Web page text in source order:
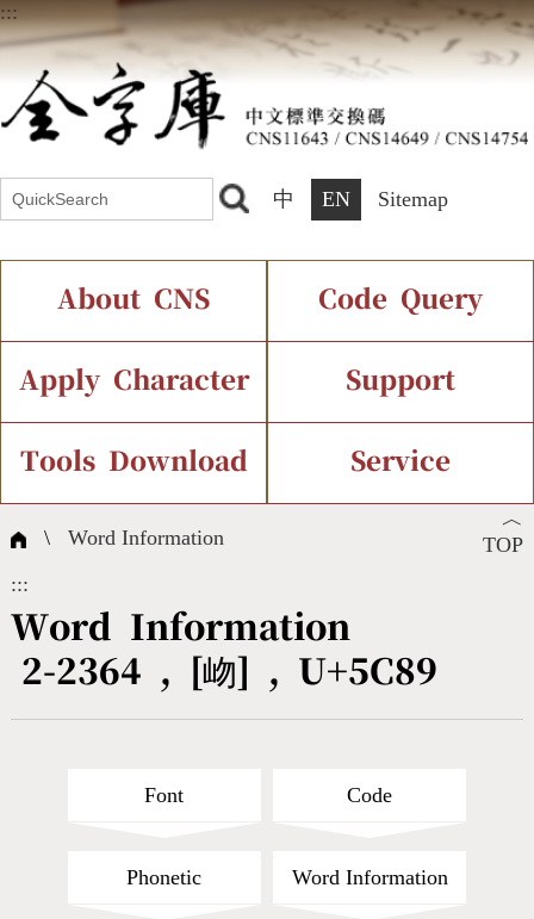
:::
中 EN Sitemap
About CNS
Introduction Current Status
Chinese Code Status
Terms
International Org.
Code Query
IDS Query
Components Query
Composite Query
Bopomofo Query
Cang-Jie Query
Apply Character
Application Process
Support
Font Instant Display
Character Creation
CNS Authorization
Tools Download
Character Create Tools
Fonts Download
Service
FAQ
Satisfaction Survey
︿
TOP
\Word Information
:::
Word Information
2-2364 , [岉] , U+5C89
Font Code
Phonetic Word Information